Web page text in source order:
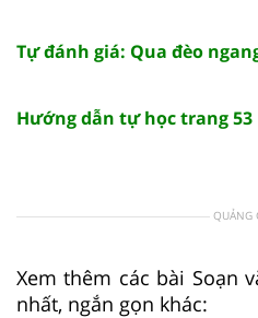
Tự đánh giá: Qua đèo
Hướng dẫn tự học trang 53
QUẢNG
Xem thêm các bài Soạn
nhất, ngắn gọn khác: